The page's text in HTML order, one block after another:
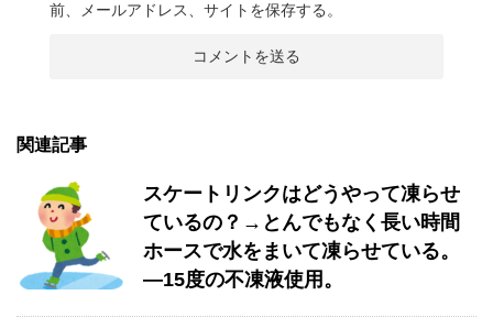
前、メールアドレス、サイトを保存する。
関連記事
スケートリンクはどうやって凍らせ
ているの？→とんでもなく長い時間
ホースで水をまいて凍らせている。
―15度の不凍液使用。